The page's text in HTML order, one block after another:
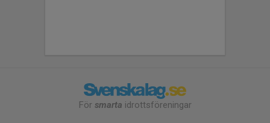
För smarta idrottsföreningar